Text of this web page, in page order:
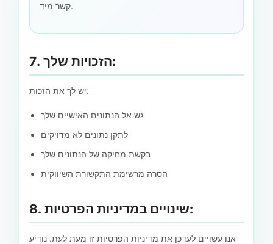
קשר מיד.
7. הזכויות שלך:
יש לך את הזכות:
גש אל הנתונים האישיים שלך
לתקן נתונים לא מדויקים
בקשת מחיקה של הנתונים שלך
הסרה מרשימת התקשורת השיווקית
8. שינויים במדיניות הפרטיות:
אנו עשויים לעדכן את מדיניות הפרטיות זו מעת לעת. נודיע